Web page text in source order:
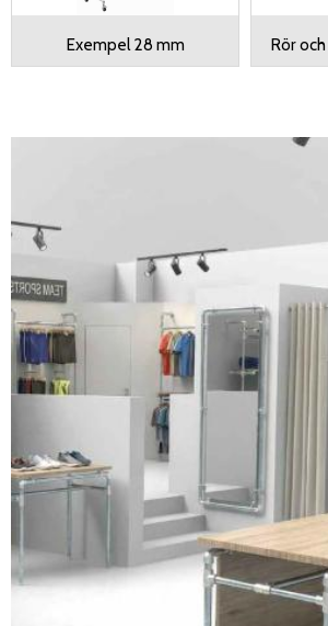
Exempel 28 mm Rör